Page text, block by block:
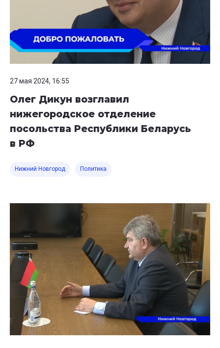
27 мая 2024, 16:55
Олег Дикун возглавил
нижегородское отделение
посольства Республики Беларусь
в РФ
Нижний Новгород Политика